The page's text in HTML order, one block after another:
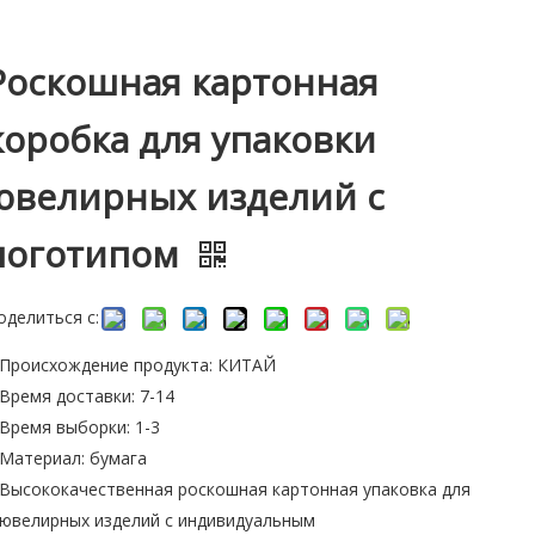
картонная
для упаковки
изделий с
с:
Происхождение продукта: КИТАЙ
Время доставки: 7-14
Время выборки: 1-3
Материал: бумага
Высококачественная роскошная картонная упаковка для
ювелирных изделий с индивидуальным